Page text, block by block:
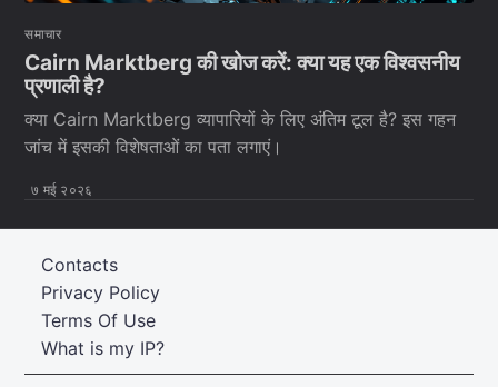
समाचार
Cairn Marktberg की खोज करें: क्या यह एक विश्वसनीय
प्रणाली है?
क्या Cairn Marktberg व्यापारियों के लिए अंतिम टूल है? इस गहन
जांच में इसकी विशेषताओं का पता लगाएं।
७ मई २०२६
What is my IP?
Terms Of Use
Privacy Policy
Contacts